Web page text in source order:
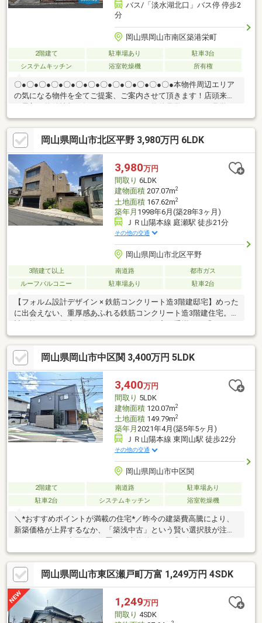
バス/「淡水湖北口」バス停 停歩2
分
岡山県岡山市南区築港栄町
2階建て 駐車場あり
駐車3台
システムキッチン
浴室乾燥機 所有権
〇●〇●〇●〇●〇●〇●〇●〇●〇●〇●〇●〇●〇●本物件周辺エリア
の気になる物件を全てご提案、ご案内させて頂きます！店頭来店
アーは【その場で確定！ 見学予約する（無料）からご予約下さ
い】〇●〇●〇●〇●〇●〇●〇●〇●〇●〇●〇●〇●〇●●本日の内覧
可能です！お気軽にお問い合わせください。●2026年3月リフォー
ム済み♪●駐車3台可能！他にも「これはどんな物件？」「住所が
知りたい」など、お気兼ねなくお問い合わせください。物件ごと
ではなく、お客様ごとに担当者がサポートさせていただきます。
岡山県岡山市北区平野 3,980万円 6LDK
3,980万円
間取り 6LDK
建物面積207.07m2
土地面積167.62m2
築年月 1998年6月(築28年3ヶ月)
ＪＲ山陽本線 庭瀬駅 徒歩21分
その他の交通
岡山県岡山市北区平野
3階建て以上 南道路
都市ガス
ルーフバルコニー
駐車場あり 駐車2台
【フォルム設計デザイン × 鉄筋コンクリート造3階建邸宅】めった
に出会えない、重厚感あふれる鉄筋コンクリート造3階建住宅。設
ム設計」。洗練された外観デザインと、細部までこだわり抜かれ
た上質な住空間が魅力です。広々とした空間設計と高い耐久性を
兼ね備えたRC住宅は、長く安心して暮らしたい方におすすめ。住
まいとしての機能性はもちろん、所有する喜びも感じられる一邸
です。まずはぜひ現地にて、その質感とスケール感をご体感くだ
さい。【お問い合わせ】資料請求・ご見学予約はお気軽に086-
230-6720までお電話ください。
岡山県岡山市中区関 3,400万円 5LDK
3,400万円
間取り 5LDK
建物面積120.07m2
土地面積149.79m2
築年月 2021年4月(築5年5ヶ月)
ＪＲ山陽本線 東岡山駅 徒歩22分
その他の交通
岡山県岡山市中区関
2階建て 南道路
駐車場あり
駐車2台
システムキッチン 浴室乾燥機
＼*おすすめポイントが満載の住宅*／昨今の建築費高騰により、
新築価格が上昇するなか、「築浅中古」という賢い選択肢が注目
ーズ仕様。大変丁寧に使用されており、室内コンディションは良
好です。☆☆周辺施設☆☆幡多小学校まで徒歩約16分（約1250
ｍ）マルナカ雄町店まで徒歩約10分（約780ｍ）宇野バス・雄町
中バス停まで徒歩約9分（約700ｍ）*☆―お問合せ方法―☆*【資
料請求（無料）】のフォームをご入力いただくか、お電話の方は
086-230-6720までお気軽にどうぞ♪
岡山県岡山市東区瀬戸町万富 1,249万円 4SDK
1,249万円
間取り 4SDK